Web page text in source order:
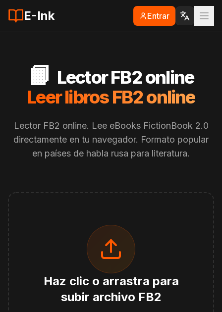
E-Ink Entrar
📙 Lector FB2 online
Leer libros FB2 online
Lector FB2 online. Lee eBooks FictionBook 2.0
directamente en tu navegador. Formato popular
en países de habla rusa para literatura.
Haz clic o arrastra para
subir archivo FB2